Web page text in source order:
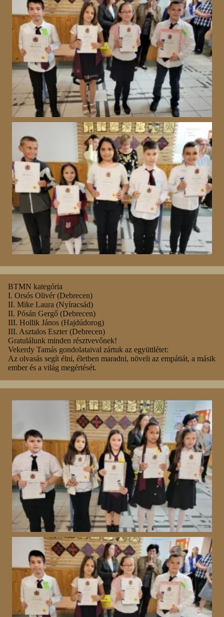
BTMN kategória
I. Orsós Olivér (Debrecen)
II. Mike Laura (Nyíracsád)
II. Pósán Gergő (Debrecen)
III. Hollik János (Hajdúdorog)
III. Asztalos Eszter (Debrecen)
Gratulálunk minden résztvevőnek!
Vekerdy Tamás gondolataival zártuk az együttlétet:
Az olvasás segít élni, életben maradni, növeli az empátiát, a másik
ember és a világ megértését.